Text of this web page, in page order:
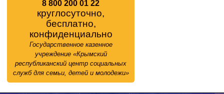
8 800 200 01 22
круглосуточно,
бесплатно,
конфиденциально
Государственное казенное
учреждение «Крымский
республиканский центр социальных
служб для семьи, детей и молодежи»